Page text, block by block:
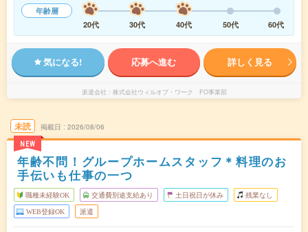
年齢層
20代
30代 40代 50代 60代
気になる! 応募へ進む 詳しく見る
派遣会社 株式会社ウィルオブ・ワーク FO事業部
未読
NEW
掲載日 2026/08/06
年齢不問！グループホームスタッフ＊料理のお
手伝いも仕事の一つ
職種未経験OK 交通費別途支給あり 土日祝日が休み 残業なし
WEB登録OK 派遣